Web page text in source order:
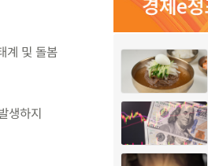
계 및 돌봄
생하지